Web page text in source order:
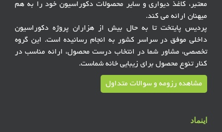
معتبر، کاغذ دیواری و سایر محصولات دکوراسیون خود را به هم
میهنان ارائه می کند.
پردیس پایتخت تا به حال بیش از هزاران پروژه دکوراسیون
داخلی موفق در سراسر کشور به انجام رسانیده است. این گروه
تخصصی، مشاور شما در انتخاب درست محصول، ارائه مناسب در
کنار تنوع محصول برای زیبایی خانه شماست.
مشاهده رزومه و سوالات متداول
اینماد